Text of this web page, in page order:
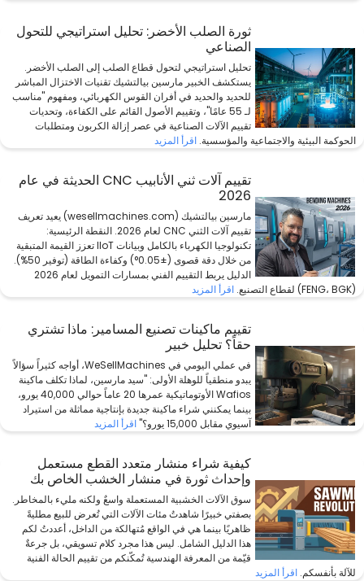
ثورة الصلب الأخضر: تحليل استراتيجي للتحول
الصناعي
تحليل استراتيجي لتحول قطاع الصلب إلى الصلب الأخضر.
يستكشف الخبير مارسين بيالتشيك تقنيات الاختزال المباشر
للحديد والحديد في أفران القوس الكهربائي، ومفهوم "مناسب
لـ 55 عامًا"، وتقييم الأصول القائم على الكفاءة، وتحديات
تقييم الآلات الصناعية في عصر إزالة الكربون ومتطلبات
الحوكمة البيئية والاجتماعية والمؤسسية.اقرأ المزيد
تقييم آلات ثني الأنابيب CNC الحديثة في عام
2026
مارسين بيالتشيك (wesellmachines.com) يعيد تعريف
تقييم آلات الثني CNC لعام 2026. النقطة الرئيسية:
تكنولوجيا الكهرباء بالكامل وبيانات IIoT تعزز القيمة المتبقية
من خلال دقة قصوى (±0.05°) وكفاءة الطاقة (توفير 50%).
الدليل يربط التقييم الفني بمسارات التمويل لعام 2026
(FENG، BGK) لقطاع التصنيع.
اقرأ المزيد
تقييم ماكينات تصنيع المسامير: ماذا تشتري
حقاً؟ تحليل خبير
في عملي اليومي في WeSellMachines، أواجه كثيراً سؤالاً
يبدو منطقياً للوهلة الأولى: "سيد مارسين، لماذا تكلف ماكينة
Wafios الأوتوماتيكية عمرها 20 عاماً حوالي 40,000 يورو،
بينما يمكنني شراء ماكينة جديدة بإنتاجية مماثلة من استيراد
آسيوي مقابل 15,000 يورو؟"
اقرأ المزيد
كيفية شراء منشار متعدد القطع مستعمل
وإحداث ثورة في منشار الخشب الخاص بك
سوق الآلات الخشبية المستعملة واسعٌ ولكنه مليء بالمخاطر.
بصفتي خبيرًا شاهدتُ مئات الآلات التي تُعرض للبيع مطليةً
ظاهريًا بينما هي في الواقع مُتهالكة من الداخل، أعددتُ لكم
هذا الدليل الشامل. ليس هذا مجرد كلام تسويقي، بل جرعةٌ
قيّمة من المعرفة الهندسية تُمكّنكم من تقييم الحالة الفنية
للآلة بأنفسكم.اقرأ المزيد